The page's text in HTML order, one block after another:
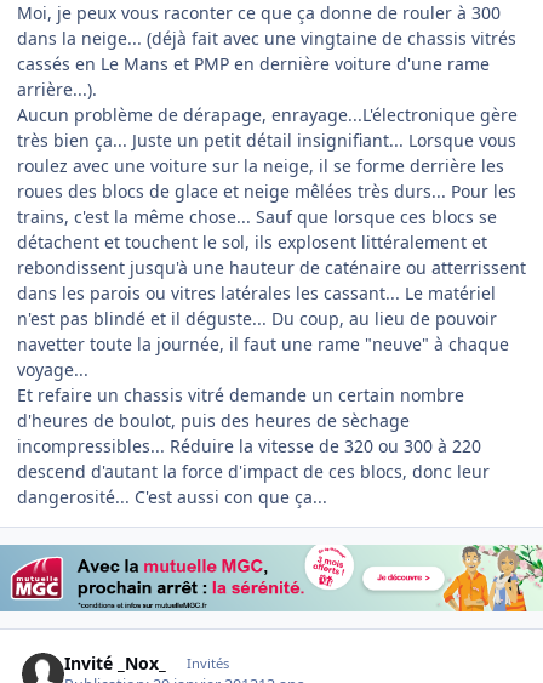
Moi, je peux vous raconter ce que ça donne de rouler à 300
dans la neige... (déjà fait avec une vingtaine de chassis vitrés
cassés en Le Mans et PMP en dernière voiture d'une rame
arrière...).
Aucun problème de dérapage, enrayage...L'électronique gère
très bien ça... Juste un petit détail insignifiant... Lorsque vous
roulez avec une voiture sur la neige, il se forme derrière les
roues des blocs de glace et neige mêlées très durs... Pour les
trains, c'est la même chose... Sauf que lorsque ces blocs se
détachent et touchent le sol, ils explosent littéralement et
rebondissent jusqu'à une hauteur de caténaire ou atterrissent
dans les parois ou vitres latérales les cassant... Le matériel
n'est pas blindé et il déguste... Du coup, au lieu de pouvoir
navetter toute la journée, il faut une rame "neuve" à chaque
voyage...
Et refaire un chassis vitré demande un certain nombre
d'heures de boulot, puis des heures de sèchage
incompressibles... Réduire la vitesse de 320 ou 300 à 220
descend d'autant la force d'impact de ces blocs, donc leur
dangerosité... C'est aussi con que ça...
Invité _Nox_ Invités